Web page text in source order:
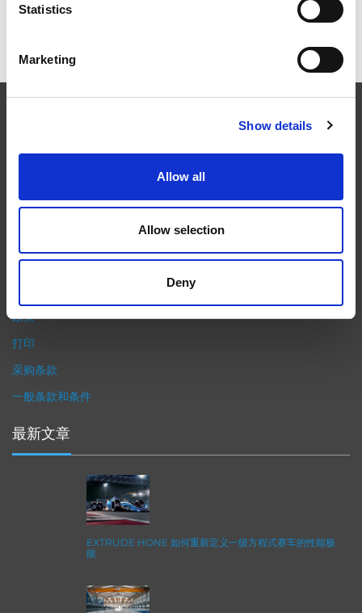
Statistics
Marketing
Show details
Allow all
Allow selection
Deny
在航空航天、汽车、能源和医疗等领域，部件的高精度加工对最终
（加工时间仅占其他方法所需时间的一小部分）来提高成品轮廓的
精度。事实上，我们的 易趋宏公司（EXTRUDE HONE®） 机械加
加工和完善，从而提供可以衡量改善程度的业绩。
政策
打印
采购条款
一般条款和条件
最新文章
EXTRUDE HONE 如何重新定义一级方程式赛车的性能极
限